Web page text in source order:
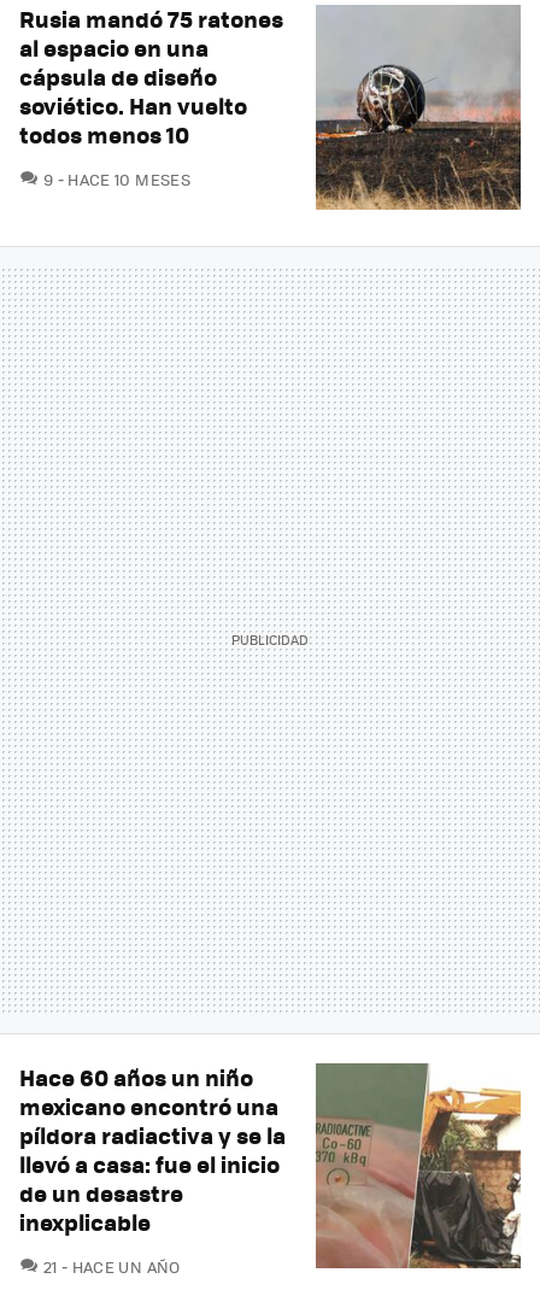
Rusia mandó 75 ratones
al espacio en una
cápsula de diseño
soviético. Han vuelto
todos menos 10
9 COMENTARIOS
HACE 10 MESES
Hace 60 años un niño
mexicano encontró una
píldora radiactiva y se la
llevó a casa: fue el inicio
de un desastre
inexplicable
21 COMENTARIOS
HACE UN AÑO